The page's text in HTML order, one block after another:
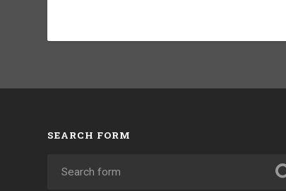
SEARCH FORM